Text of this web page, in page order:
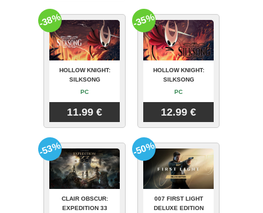
HOLLOW KNIGHT:
SILKSONG
PC
11.99 €
-38%
HOLLOW KNIGHT:
SILKSONG
PC
12.99 €
-35%
CLAIR OBSCUR:
EXPEDITION 33
-53%
007 FIRST LIGHT
DELUXE EDITION
-50%